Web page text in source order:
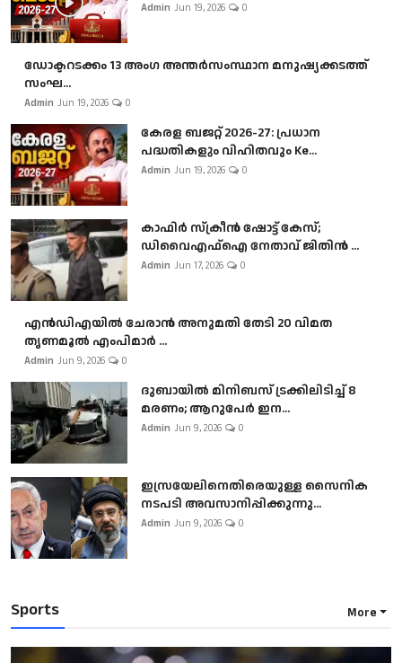
Admin Jun 19, 2026 0
ഡോക്ടറടക്കം 13 അംഗ അന്തർസംസ്ഥാന മനുഷ്യക്കടത്ത്
സംഘ...
Admin Jun 19, 2026 0
കേരള ബജറ്റ് 2026-27: പ്രധാന
പദ്ധതികളും വിഹിതവും Ke...
Admin Jun 19, 2026 0
കാഫിർ സ്‌ക്രീൻ ഷോട്ട് കേസ്;
ഡിവൈഎഫ്ഐ നേതാവ് ജിതിൻ ...
Admin Jun 17, 2026 0
എൻഡിഎയിൽ ചേരാൻ അനുമതി തേടി 20 വിമത
തൃണമൂൽ എംപിമാർ ...
Admin Jun 9, 2026 0
ദുബായിൽ മിനിബസ്​ ട്രക്കിലിടിച്ച് 8
മരണം; ആറുപേർ ഇന...
Admin Jun 9, 2026 0
ഇസ്രയേലിനെതിരെയുള്ള സൈനിക
നടപടി അവസാനിപ്പിക്കുന്നു...
Admin Jun 9, 2026 0
Sports More